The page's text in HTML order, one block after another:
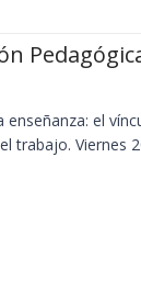
el
trabajo. Viernes